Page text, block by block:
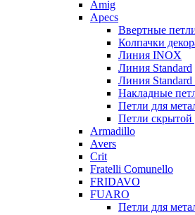
Amig
Apecs
Ввертные
Колпачки
Линия INOX
Линия Standard
Линия Standard
Накладные
Петли для
Петли скрытой
Armadillo
Avers
Crit
Fratelli Comunello
FRIDAVO
FUARO
Петли для